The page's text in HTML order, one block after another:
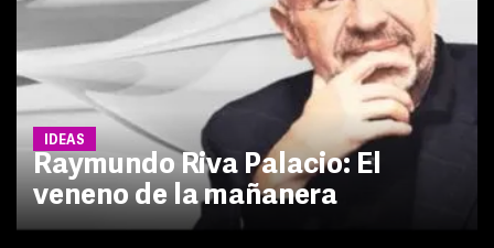
IDEAS
Raymundo Riva Palacio: El
veneno de la mañanera